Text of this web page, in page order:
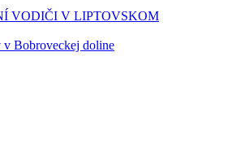
VODIČI V LIPTOVSKOM
Bobroveckej doline